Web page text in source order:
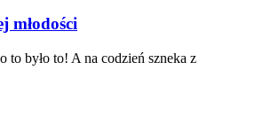
młodości
to było to! A na codzień szneka z